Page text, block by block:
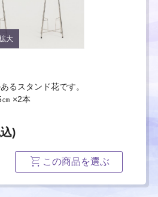
大
るスタンド花です。
×2本
)
この商品を選ぶ